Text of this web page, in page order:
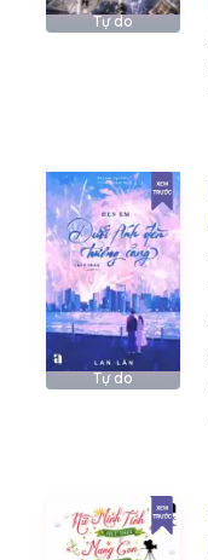
Tự do
Tự do